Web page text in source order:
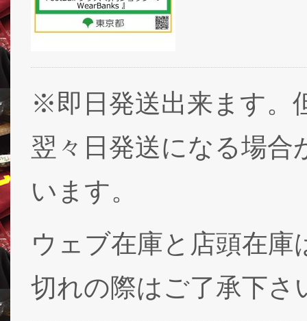
※即日発送出来ます。
翌々日発送になる場
います。
ウェブ在庫と店頭在
切れの際はご了承下さ